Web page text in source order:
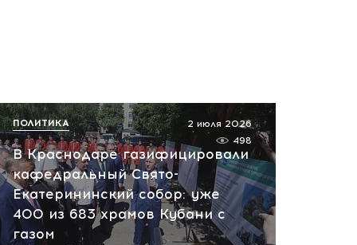
В Краснодаре газифицировали
кафедральный Свято-
Екатерининский собор: уже
400 из 683 храмов Кубани с
газом
2 июля 2026
498
ПОЛИТИКА